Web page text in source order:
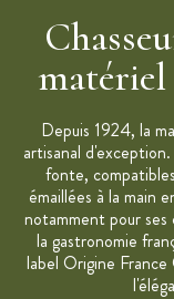
Marque : Chasseur
matériel
Depuis 1924, la
artisanal
fonte,
émaillées à la main
notamment pour
la gastronomie
label Origine